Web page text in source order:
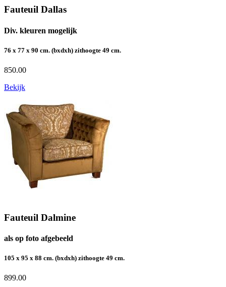
Fauteuil Dallas
Div. kleuren mogelijk
76 x 77 x 90 cm. (bxdxh) zithoogte 49 cm.
850.00
Bekijk
Fauteuil Dalmine
als op foto afgebeeld
105 x 95 x 88 cm. (bxdxh) zithoogte 49 cm.
899.00